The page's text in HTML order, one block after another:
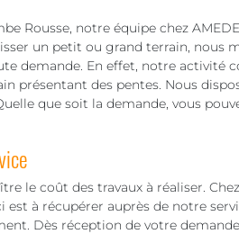
Rousse, notre équipe chez
un petit ou grand terrain, nous
demande. En effet, notre activité
présentant des pentes. Nous
que soit la demande, vous
le coût des travaux à réaliser.
à récupérer auprès de notre
Dès réception de votre